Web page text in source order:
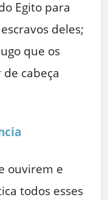
Egito para
deles;
que os
cabeça
ouvirem e
todos esses